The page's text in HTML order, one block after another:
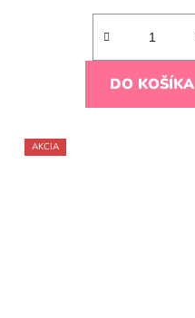
DO KOŠÍKA
AKCIA